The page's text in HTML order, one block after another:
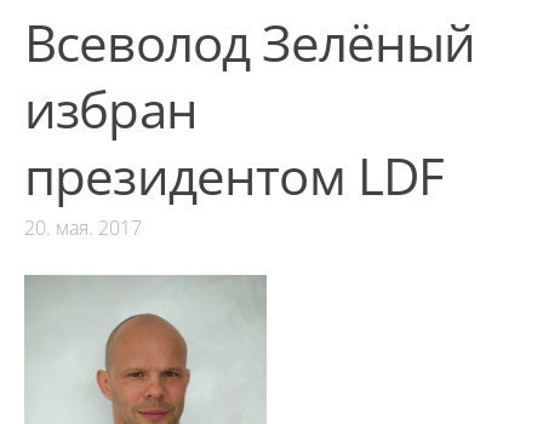
Всеволод Зелёный
избран
президентом LDF
20. мая. 2017